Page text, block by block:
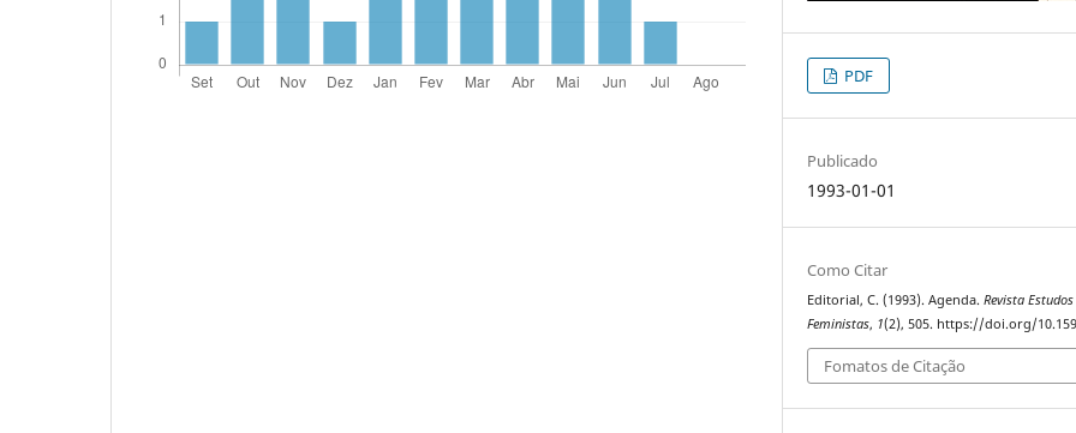
PDF
Publicado
1993-01-01
Como Citar
Editorial, C. (1993). Agenda.Revista Estudos
Feministas, 1(2), 505. https://doi.org/
Fomatos de Citação